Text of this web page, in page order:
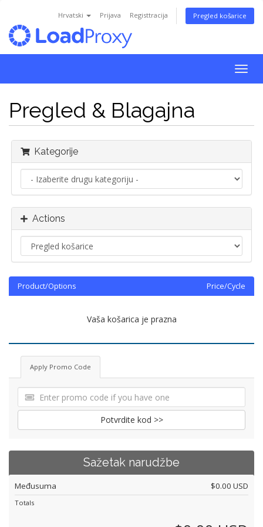
Hrvatski Prijava Registtracija Pregled košarice
Pregled & Blagajna
Kategorije
Actions
Product/Options Price/Cycle
Vaša košarica je prazna
Apply Promo Code
Potvrdite kod >>
Sažetak narudžbe
Međusuma $0.00 USD
Totals